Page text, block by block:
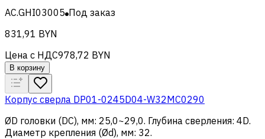
AC.GHI03005 Под заказ
831,91 BYN
Цена с НДС978,72 BYN
В корзину
Корпус сверла DP01-0245D04-W32MC0290
ØD головки (DC), мм: 25,0~29,0. Глубина сверления: 4D.
Диаметр крепления (Ød), мм: 32.